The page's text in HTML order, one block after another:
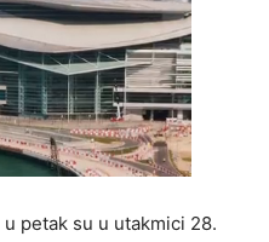
u petak su u utakmici 28.